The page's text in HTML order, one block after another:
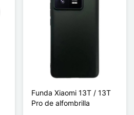
Funda Xiaomi 13T / 13T
Pro de alfombrilla